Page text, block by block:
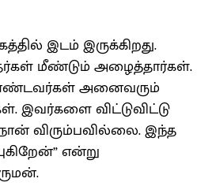
இடம் இருக்கிறது.
மீண்டும் அழைத்தார்கள்.
அனைவரும்
இவர்களை விட்டுவிட்டு
விரும்பவில்லை. இந்த
என்று